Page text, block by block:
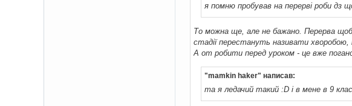
я помню пробував на перерві роби дз
То можна ще, але не бажано. Перерва
стадії перестануть називати
А от робити перед уроком - це вже
"mamkin haker" написав:
та я ледачий такий :D і в мене в 9